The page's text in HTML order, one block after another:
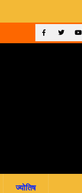
देहरादून: मां ने
रची.. 4 आरोपी
ज्योतिष